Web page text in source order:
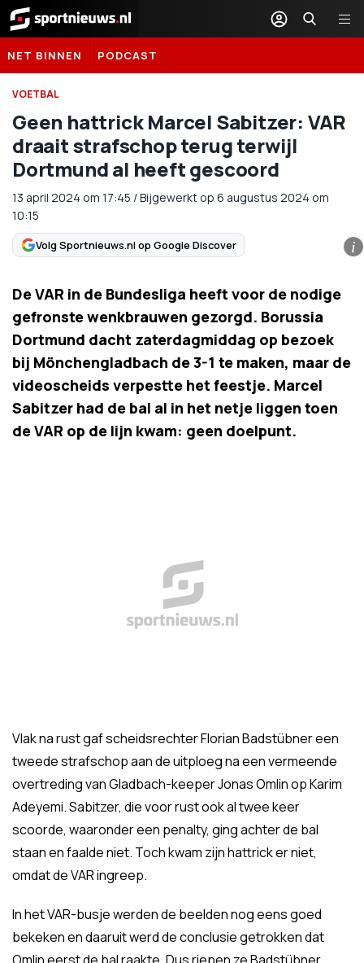
Sportnieuws.nl
NET BINNEN PODCAST
VOETBAL
Geen hattrick Marcel Sabitzer: VAR
draait strafschop terug terwijl
Dortmund al heeft gescoord
13 april 2024 om 17:45 /Bijgewerkt op 6 augustus 2024 om
10:15
Volg Sportnieuws.nl op Google Discover i
De VAR in de Bundesliga heeft voor de nodige
gefronste wenkbrauwen gezorgd. Borussia
Dortmund dacht zaterdagmiddag op bezoek
bij Mönchengladbach de 3-1 te maken, maar de
videoscheids verpestte het feestje. Marcel
Sabitzer had de bal al in het netje liggen toen
de VAR op de lijn kwam: geen doelpunt.
Vlak na rust gaf scheidsrechter Florian Badstübner een
tweede strafschop aan de uitploeg na een vermeende
overtreding van Gladbach-keeper Jonas Omlin op Karim
Adeyemi. Sabitzer, die voor rust ook al twee keer
scoorde, waaronder een penalty, ging achter de bal
staan en faalde niet. Toch kwam zijn hattrick er niet,
omdat de VAR ingreep.
In het VAR-busje werden de beelden nog eens goed
bekeken en daaruit werd de conclusie getrokken dat